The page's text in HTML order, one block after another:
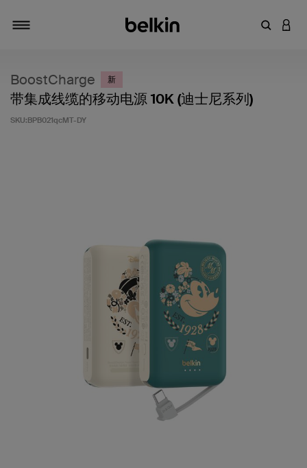
输入关键
登录
BoostCharge 新
带集成线缆的移动电源 10K (迪士尼系列)
SKU:BPB021qcMT-DY